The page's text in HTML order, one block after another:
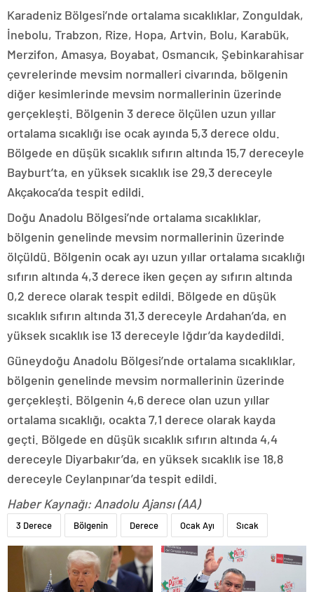
Karadeniz Bölgesi’nde ortalama sıcaklıklar, Zonguldak,
İnebolu, Trabzon, Rize, Hopa, Artvin, Bolu, Karabük,
Merzifon, Amasya, Boyabat, Osmancık, Şebinkarahisar
çevrelerinde mevsim normalleri civarında, bölgenin
diğer kesimlerinde mevsim normallerinin üzerinde
gerçekleşti. Bölgenin 3 derece ölçülen uzun yıllar
ortalama sıcaklığı ise ocak ayında 5,3 derece oldu.
Bölgede en düşük sıcaklık sıfırın altında 15,7 dereceyle
Bayburt’ta, en yüksek sıcaklık ise 29,3 dereceyle
Akçakoca’da tespit edildi.
Doğu Anadolu Bölgesi’nde ortalama sıcaklıklar,
bölgenin genelinde mevsim normallerinin üzerinde
ölçüldü. Bölgenin ocak ayı uzun yıllar ortalama sıcaklığı
sıfırın altında 4,3 derece iken geçen ay sıfırın altında
0,2 derece olarak tespit edildi. Bölgede en düşük
sıcaklık sıfırın altında 31,3 dereceyle Ardahan’da, en
yüksek sıcaklık ise 13 dereceyle Iğdır’da kaydedildi.
Güneydoğu Anadolu Bölgesi’nde ortalama sıcaklıklar,
bölgenin genelinde mevsim normallerinin üzerinde
gerçekleşti. Bölgenin 4,6 derece olan uzun yıllar
ortalama sıcaklığı, ocakta 7,1 derece olarak kayda
geçti. Bölgede en düşük sıcaklık sıfırın altında 4,4
dereceyle Diyarbakır’da, en yüksek sıcaklık ise 18,8
dereceyle Ceylanpınar’da tespit edildi.
Haber Kaynağı: Anadolu Ajansı (AA)
3 Derece Bölgenin Derece Ocak Ayı Sıcak